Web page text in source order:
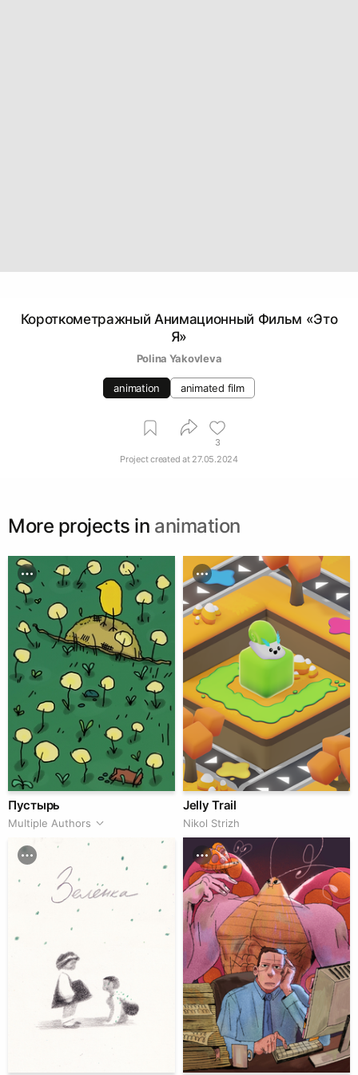
Короткометражный Анимационный Фильм «Это
Я»
Polina Yakovleva
animation animated film
3
Project created at 27.05.2024
More projects in animation
Пустырь
Multiple Authors
Jelly Trail
Nikol Strizh